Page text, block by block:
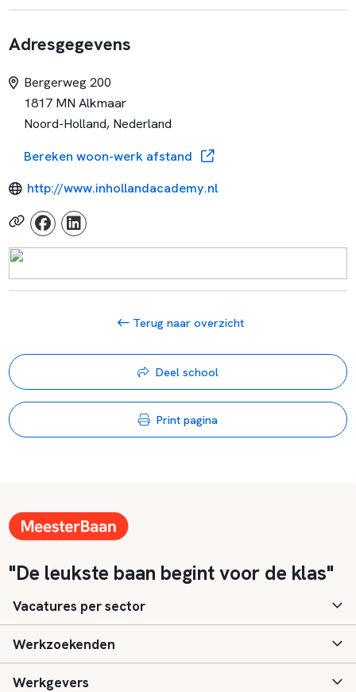
Adresgegevens
Bergerweg 200
1817 MN Alkmaar
Noord-Holland, Nederland
Bereken woon-werk afstand
http://www.inhollandacademy.nl
Terug naar overzicht
Deel school
Print pagina
"De leukste baan begint voor de klas"
Vacatures per sector
Basisonderwijs
Speciaal (basis) onderwijs
Werkzoekenden
Aanmelden
Werkgevers